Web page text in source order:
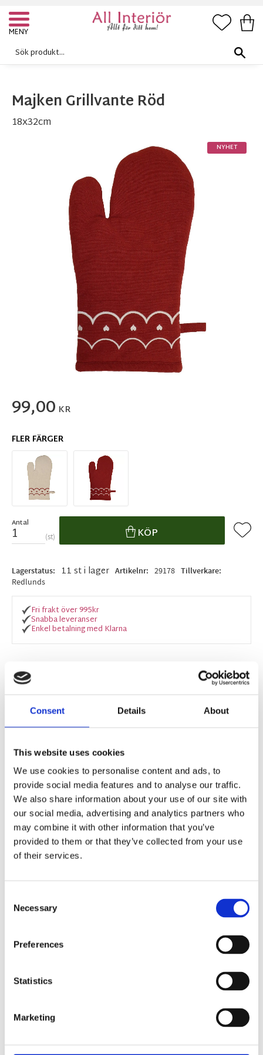
Consent Details About
This website uses cookies
We use cookies to personalise content and ads, to
provide social media features and to analyse our traffic.
We also share information about your use of our site with
our social media, advertising and analytics partners who
may combine it with other information that you’ve
provided to them or that they’ve collected from your use
of their services.
Selection
Necessary
Preferences
Statistics
Marketing
Meny
Majken Grillvante Röd
18x32cm
NYHET
99,00 KR
FLER FÄRGER
Antal
st KÖP Lägg
Lagerstatus 11 st i lager Artikelnr 29178 Tillverkare
Redlunds
Fri frakt över 995kr
Snabba leveranser
Enkel betalning med Klarna
BESKRIVNING
Gullig grillvante av återvunnen bomull och
framsidan.
MÅTT OCH SPECIFIKATIONER
Visa alla produkter från Redlunds
Kökshandduk Kökshandduk
Lägg till